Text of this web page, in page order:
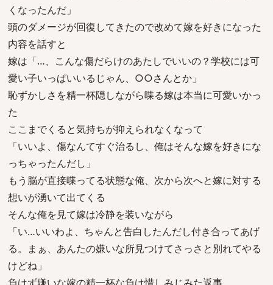
くなったんだ」
頭のダメージが回復してきたので改めて嫁を好きになった
内容を話すと
嫁は「…、こんな傷だらけのあたしでいいの？学校には可
愛い子いっぱいいるじゃん、○○さんとか」
恥ずかしさを精一杯隠しながら喋る嫁は本当に可愛いかっ
た
ここまでくると気持ちが抑えられなくなって
「いいよ、傷なんてすぐ治るし、俺はそんな嫁を好きにな
っちゃったんだし」
もう脳が直接喋ってる状態な俺、次から次へと嫁に対する
想いが湧いて出てくる
そんな俺を見て嫁は冷静を装いながら
「い…いいわよ、ちゃんと告白したんだし付き合ってあげ
る。まぁ、あんたの嫌いな所見つけてさっさと別れてやる
けどね」